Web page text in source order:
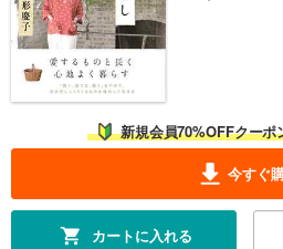
新規会員70%OFFクーポ
今すぐ
カートに入れる